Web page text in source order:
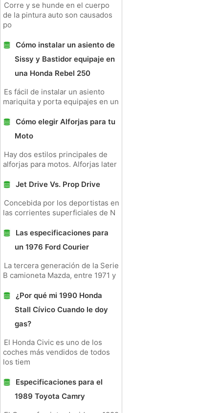
Corre y se hunde en el cuerpo
de la pintura auto son causados ​​
po
Cómo instalar un asiento de
Sissy y Bastidor equipaje en
una Honda Rebel 250
Es fácil de instalar un asiento
mariquita y porta equipajes en un
Cómo elegir Alforjas para tu
Moto
Hay dos estilos principales de
alforjas para motos. Alforjas later
Jet Drive Vs. Prop Drive
Concebida por los deportistas en
las corrientes superficiales de N
Las especificaciones para
un 1976 Ford Courier
La tercera generación de la Serie
B camioneta Mazda, entre 1971 y
¿Por qué mi 1990 Honda
Stall Cívico Cuando le doy
gas?
El Honda Civic es uno de los
coches más vendidos de todos
los tiem
Especificaciones para el
1989 Toyota Camry